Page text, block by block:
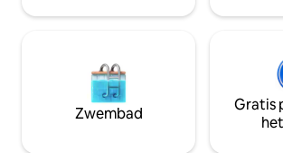
Zwembad
Gratis